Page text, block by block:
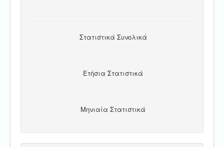
Στατιστικά Συνολικά
Ετήσια Στατιστικά
Μηνιαία Στατιστικά